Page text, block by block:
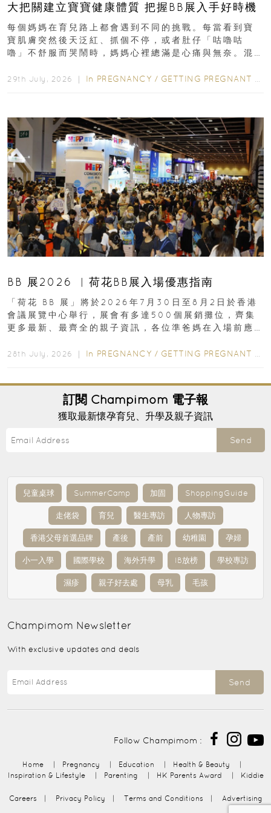
大把關建立寶寶健康體質 把握BB展入手好時機
每個媽媽在育兒路上都會遇到不同的挑戰。每當看到寶
寶肌膚突然後天泛紅、抓個不停，或者肚仔「咕嚕咕
嚕」不舒服而哭鬧時，媽媽心裡總滿是心痛與無奈。混
29th July, 2026 ｜ In PREGNANCY / GETTING PREGNANT
BB 展2026 ︳荷花BB展入場優惠指南
「荷花 BB 展」將於2026年7月30日至8月2日於香港
會議展覽中心舉行，展會有多達500個展銷攤位，齊集
更多最新、最齊全的親子資訊，各位準爸媽在入場前應
28th July, 2026 ｜ In PREGNANCY / GETTING PREGNANT
訂閱 Champimom 電子報
獲取最新懷孕育兒、升學及親子資訊
Send
兒童桌球 SummerCamp 加固 ShoppingGuide
走佬袋 育兒 醫生專訪 人物專訪
香港父母首選品牌 產後 產前 幼稚園 孕婦
小一入學 國際學校 海外升學 IB放榜 學校專訪
濕疹 親子好去處 母乳 毛孩
Champimom Newsletter
With exclusive updates and deals
Send
Follow Champimom :
Home | Pregnancy | Education | Health & Beauty
|
Inspiration & Lifestyle
| Parenting | HK Parents Award | Kiddie
Careers | Privacy Policy | Terms and Conditions | Advertising